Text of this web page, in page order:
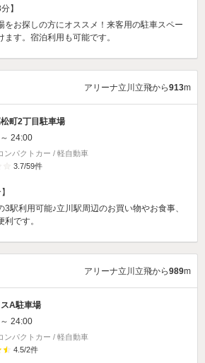
】
をお探しの方にオススメ！来客用の駐車スペー
す。宿泊利用も可能です。
アリーナ立川立飛から913m
町2丁目駐車場
24:00
ンパクトカー / 軽自動車
3.7/59件
駅利用可能♪立川駅周辺のお買い物やお食事、
です。
アリーナ立川立飛から989m
A駐車場
24:00
ンパクトカー / 軽自動車
4.5/2件